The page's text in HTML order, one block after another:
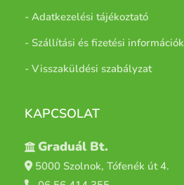
- Adatkezelési tájékoztató
- Szállítási és fizetési információk
- Visszaküldési szabályzat
KAPCSOLAT
Graduál Bt.
5000 Szolnok, Tófenék út 4.